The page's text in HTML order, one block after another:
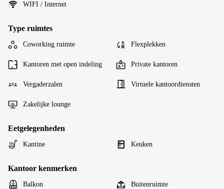
WIFI / Internet
Type ruimtes
Coworking ruimte Flexplekken
Kantoren met open indeling Private kantoren
Vergaderzalen Virtuele kantoordiensten
Zakelijke lounge
Eetgelegenheden
Kantine Keuken
Kantoor kenmerken
Balkon Buitenruimte